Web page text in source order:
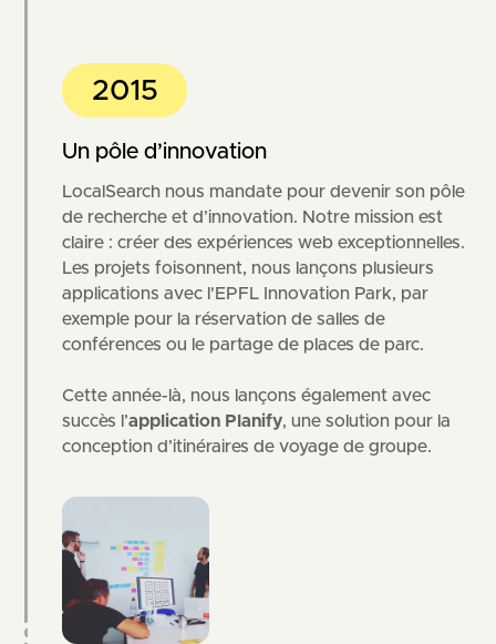
2015
Un pôle d’innovation
LocalSearch nous mandate pour devenir son pôle
de recherche et d’innovation. Notre mission est
claire : créer des expériences web exceptionnelles.
Les projets foisonnent, nous lançons plusieurs
applications avec l'EPFL Innovation Park, par
exemple pour la réservation de salles de
conférences ou le partage de places de parc.
Cette année-là, nous lançons également avec
succès l’application Planify, une solution pour la
conception d’itinéraires de voyage de groupe.